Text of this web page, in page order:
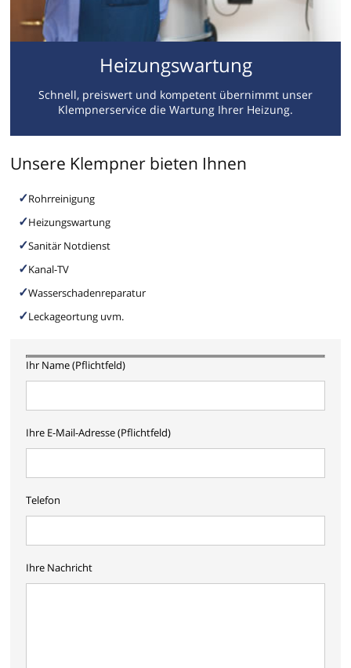
Heizungswartung
Schnell, preiswert und kompetent übernimmt unser
Klempnerservice die Wartung Ihrer Heizung.
Unsere Klempner bieten Ihnen
Rohrreinigung
Heizungswartung
Sanitär Notdienst
Kanal-TV
Wasserschadenreparatur
Leckageortung uvm.
Ihr Name (Pflichtfeld)
Ihre E-Mail-Adresse (Pflichtfeld)
Telefon
Ihre Nachricht